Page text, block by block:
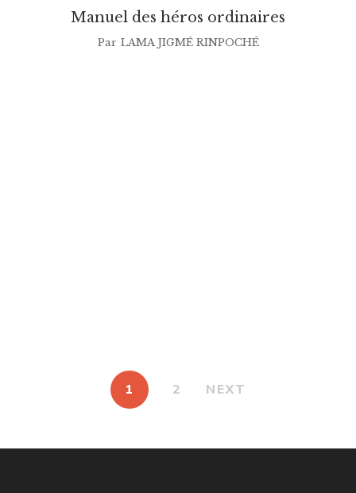
Manuel des héros ordinaires
Par LAMA JIGMÉ RINPOCHÉ
1 2 NEXT